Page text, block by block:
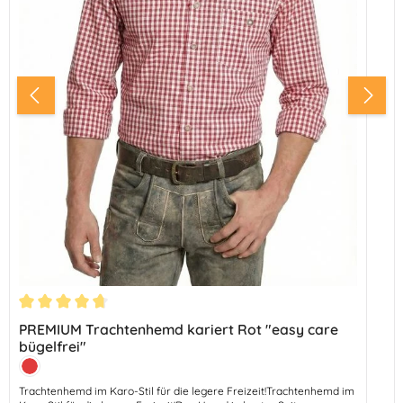
Durchschnittliche Bewertung von 4.67 von 5 Sternen
PREMIUM Trachtenhemd kariert Rot "easy care
bügelfrei"
Farbe:
Rot
Trachtenhemd im Karo-Stil für die legere Freizeit!Trachtenhemd im